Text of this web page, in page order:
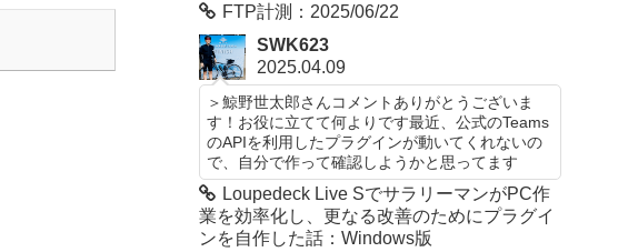
FTP計測：2025/06/22
SWK623
2025.04.09
＞鯨野世太郎さんコメントありがとうございま
す！お役に立てて何よりです最近、公式のTeams
のAPIを利用したプラグインが動いてくれないの
で、自分で作って確認しようかと思ってます
Loupedeck Live SでサラリーマンがPC作
業を効率化し、更なる改善のためにプラグイ
ンを自作した話：Windows版